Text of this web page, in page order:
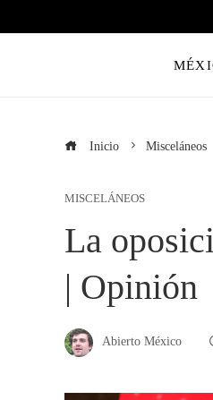
Inicio Misceláneos
MISCELÁNEOS
La
| Opinión
Abierto México